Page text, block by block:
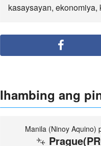
kasaysayan,
Ihambing ang
Manila (Ninoy Aquino)